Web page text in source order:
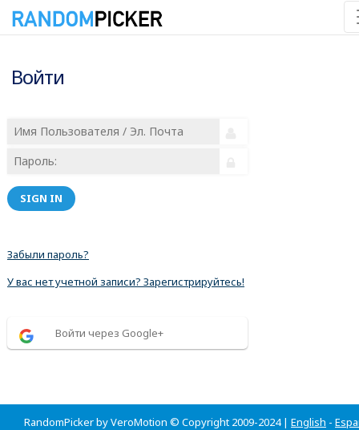
Войти
SIGN IN
Забыли пароль?
У вас нет учетной записи? Зарегистрируйтесь!
Войти через Google+
RandomPicker by VeroMotion © Copyright 2009-2024 | English -